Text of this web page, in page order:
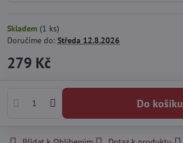
Skladem (1 ks)
Doručíme do: Středa 12.8.2026
279 Kč
Do košíku